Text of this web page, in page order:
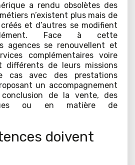
a rendu obsolètes des
n’existent plus mais de
et d’autres se modifient
Face à cette
agences se renouvellent et
complémentaires voire
différents de leurs missions
cas avec des prestations
un accompagnement
de la vente, des
ou en matière de
doivent